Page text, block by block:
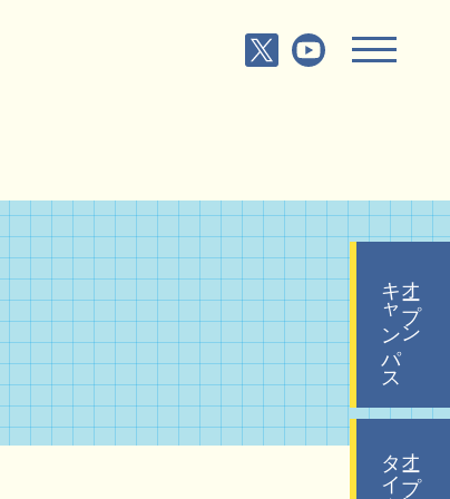
オープン
キャンパス